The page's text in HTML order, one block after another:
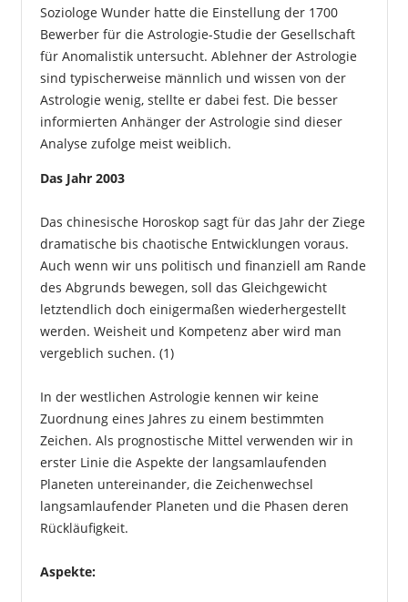
Soziologe Wunder hatte die Einstellung der 1700
Bewerber für die Astrologie-Studie der Gesellschaft
für Anomalistik untersucht. Ablehner der Astrologie
sind typischerweise männlich und wissen von der
Astrologie wenig, stellte er dabei fest. Die besser
informierten Anhänger der Astrologie sind dieser
Analyse zufolge meist weiblich.
Das Jahr 2003
Das chinesische Horoskop sagt für das Jahr der Ziege
dramatische bis chaotische Entwicklungen voraus.
Auch wenn wir uns politisch und finanziell am Rande
des Abgrunds bewegen, soll das Gleichgewicht
letztendlich doch einigermaßen wiederhergestellt
werden. Weisheit und Kompetenz aber wird man
vergeblich suchen. (1)
In der westlichen Astrologie kennen wir keine
Zuordnung eines Jahres zu einem bestimmten
Zeichen. Als prognostische Mittel verwenden wir in
erster Linie die Aspekte der langsamlaufenden
Planeten untereinander, die Zeichenwechsel
langsamlaufender Planeten und die Phasen deren
Rückläufigkeit.
Aspekte: